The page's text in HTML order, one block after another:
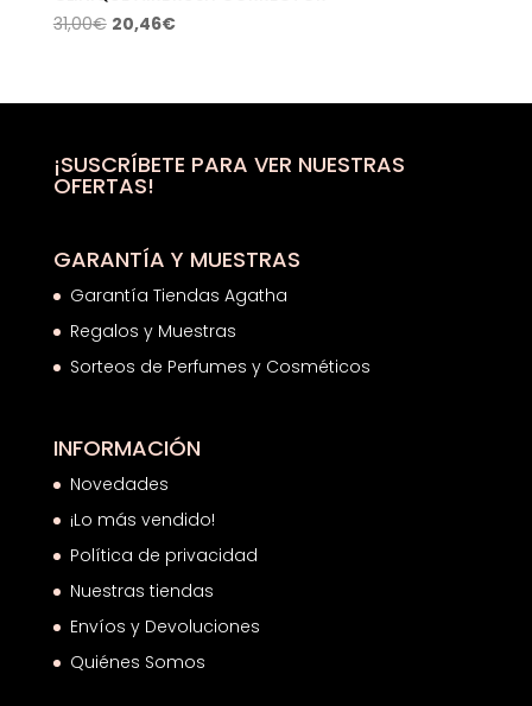
31,00€ El
era:
20,46€El
es:
¡SUSCRÍBETE PARA VER NUESTRAS
OFERTAS!
GARANTÍA Y MUESTRAS
Garantía Tiendas Agatha
Regalos y Muestras
Sorteos de Perfumes y Cosméticos
INFORMACIÓN
Novedades
¡Lo más vendido!
Política de privacidad
Nuestras tiendas
Envíos y Devoluciones
Quiénes Somos